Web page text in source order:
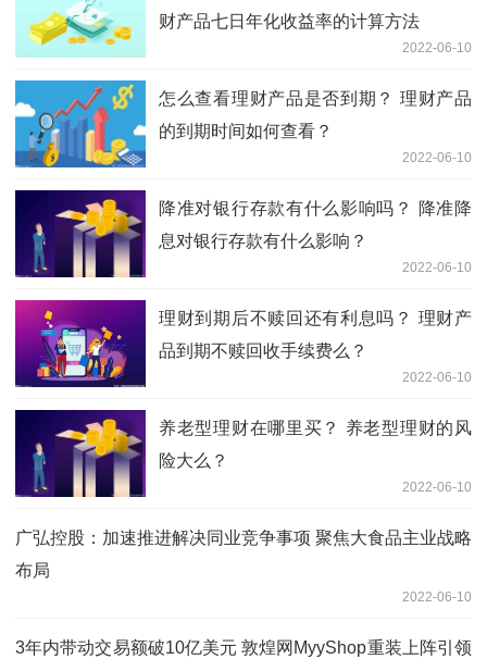
财产品七日年化收益率的计算方法
2022-06-10
怎么查看理财产品是否到期？ 理财产品
的到期时间如何查看？
2022-06-10
降准对银行存款有什么影响吗？ 降准降
息对银行存款有什么影响？
2022-06-10
理财到期后不赎回还有利息吗？ 理财产
品到期不赎回收手续费么？
2022-06-10
养老型理财在哪里买？ 养老型理财的风
险大么？
2022-06-10
广弘控股：加速推进解决同业竞争事项 聚焦大食品主业战略
布局
2022-06-10
3年内带动交易额破10亿美元 敦煌网MyyShop重装上阵引领